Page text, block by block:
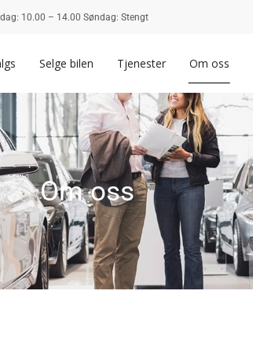
10.00 – 14.00 Søndag: Stengt
Selge bilen Tjenester Om oss
Om oss